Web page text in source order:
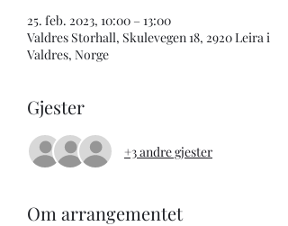
25. feb. 2023, 10:00 – 13:00
Valdres Storhall, Skulevegen 18, 2920 Leira i
Valdres, Norge
Gjester
+3 andre gjester
Om arrangementet